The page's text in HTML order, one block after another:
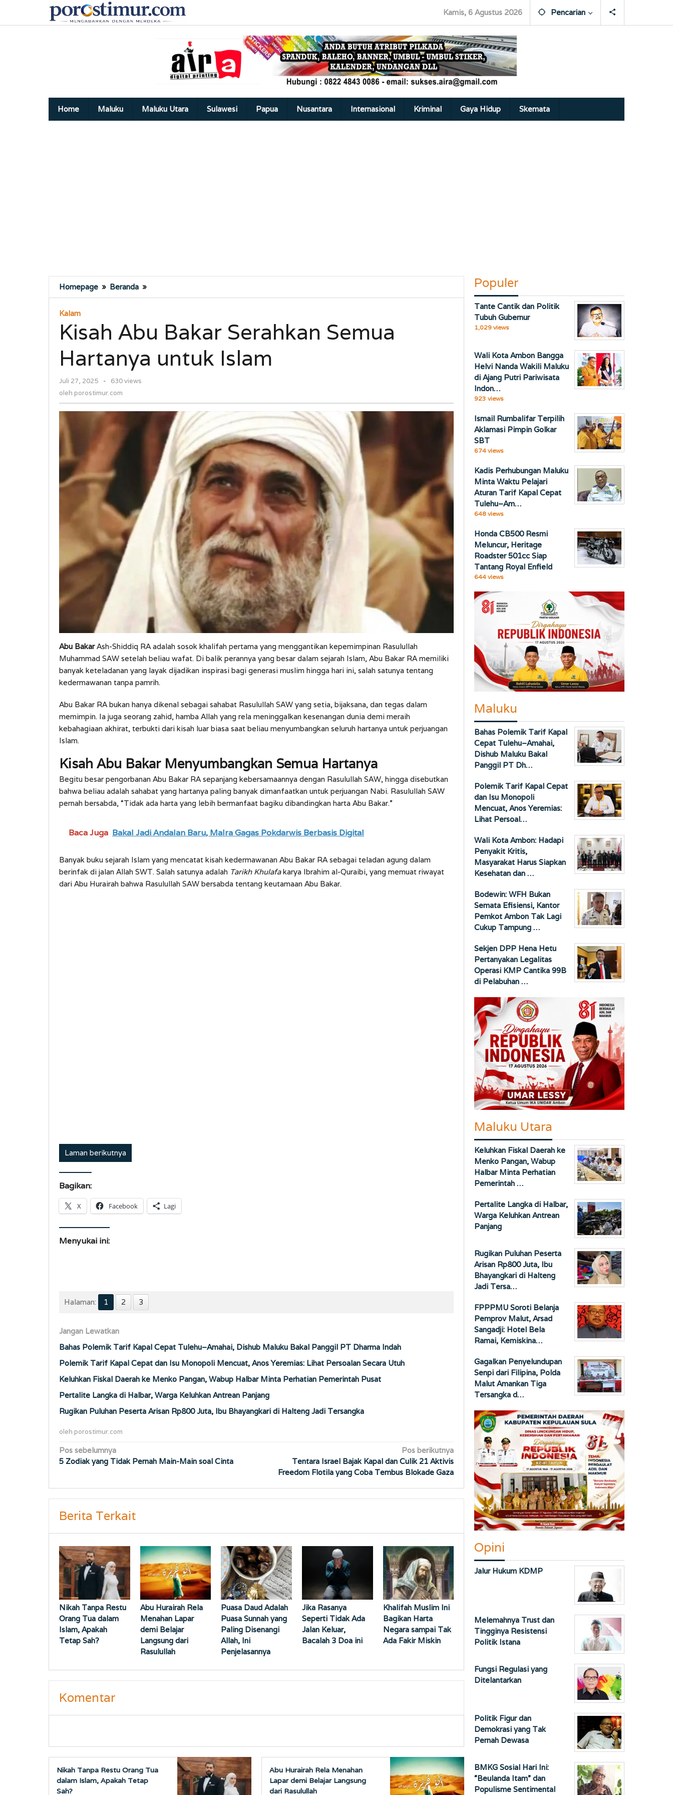
konten
Kamis, 6 Agustus 2026 Pencarian
Home Maluku Maluku Utara Sulawesi Papua Nusantara Internasional Kriminal Gaya Hidup Skemata
Homepage » Beranda »
Abu
Semua
Hartanya
untuk
Islam
Kalam
Kisah Abu Bakar Serahkan Semua
Hartanya untuk Islam
Juli 27, 2025
oleh
-
630 views
oleh porostimur.com
Abu BakarAsh-Shiddiq RA adalah sosok khalifah pertama yang menggantikan kepemimpinan Rasulullah
Muhammad SAW setelah beliau wafat. Di balik perannya yang besar dalam sejarah Islam, Abu Bakar RA memiliki
banyak keteladanan yang layak dijadikan inspirasi bagi generasi muslim hingga hari ini, salah satunya tentang
kedermawanan tanpa pamrih.
Abu Bakar RA bukan hanya dikenal sebagai sahabat Rasulullah SAW yang setia, bijaksana, dan tegas dalam
memimpin. Ia juga seorang zahid, hamba Allah yang rela meninggalkan kesenangan dunia demi meraih
kebahagiaan akhirat, terbukti dari kisah luar biasa saat beliau menyumbangkan seluruh hartanya untuk perjuangan
Islam.
Kisah Abu Bakar Menyumbangkan Semua Hartanya
Begitu besar pengorbanan Abu Bakar RA sepanjang kebersamaannya dengan Rasulullah SAW, hingga disebutkan
bahwa beliau adalah sahabat yang hartanya paling banyak dimanfaatkan untuk perjuangan Nabi. Rasulullah SAW
pernah bersabda, “Tidak ada harta yang lebih bermanfaat bagiku dibandingkan harta Abu Bakar.”
Baca Juga Bakal Jadi Andalan Baru, Malra Gagas Pokdarwis Berbasis Digital
Banyak buku sejarah Islam yang mencatat kisah kedermawanan Abu Bakar RA sebagai teladan agung dalam
berinfak di jalan Allah SWT. Salah satunya adalah Tarikh Khulafakarya Ibrahim al-Quraibi, yang memuat riwayat
dari Abu Hurairah bahwa Rasulullah SAW bersabda tentang keutamaan Abu Bakar.
Laman berikutnya
Bagikan:
X Facebook Lagi
Menyukai ini:
Halaman: 1 2 3
Jangan Lewatkan
Bahas Polemik Tarif Kapal Cepat Tulehu–Amahai, Dishub Maluku Bakal Panggil PT Dharma Indah
Polemik Tarif Kapal Cepat dan Isu Monopoli Mencuat, Anos Yeremias: Lihat Persoalan Secara Utuh
Keluhkan Fiskal Daerah ke Menko Pangan, Wabup Halbar Minta Perhatian Pemerintah Pusat
Pertalite Langka di Halbar, Warga Keluhkan Antrean Panjang
Rugikan Puluhan Peserta Arisan Rp800 Juta, Ibu Bhayangkari di Halteng Jadi Tersangka
oleh porostimur.com
Navigasi
pos
Pos sebelumnya
5 Zodiak yang Tidak Pernah Main-Main soal Cinta
Pos berikutnya
Tentara Israel Bajak Kapal dan Culik 21 Aktivis
Freedom Flotila yang Coba Tembus Blokade Gaza
Berita Terkait
Nikah Tanpa Restu
Orang Tua dalam
Islam, Apakah
Tetap Sah?
Abu Hurairah Rela
Menahan Lapar
demi Belajar
Langsung dari
Rasulullah
Puasa Daud Adalah
Puasa Sunnah yang
Paling Disenangi
Allah, Ini
Penjelasannya
Jika Rasanya
Seperti Tidak Ada
Jalan Keluar,
Bacalah 3 Doa ini
Khalifah Muslim Ini
Bagikan Harta
Negara sampai Tak
Ada Fakir Miskin
Komentar
Nikah Tanpa Restu Orang Tua
dalam Islam, Apakah Tetap
Sah?
Abu Hurairah Rela Menahan
Lapar demi Belajar Langsung
dari Rasulullah
Populer
Tante Cantik dan Politik
Tubuh Gubernur
1,029 views
Wali Kota Ambon Bangga
Helvi Nanda Wakili Maluku
di Ajang Putri Pariwisata
Indon…
923 views
Ismail Rumbalifar Terpilih
Aklamasi Pimpin Golkar
SBT
674 views
Kadis Perhubungan Maluku
Minta Waktu Pelajari
Aturan Tarif Kapal Cepat
Tulehu–Am…
648 views
Honda CB500 Resmi
Meluncur, Heritage
Roadster 501cc Siap
Tantang Royal Enfield
644 views
Maluku
Bahas Polemik Tarif Kapal
Cepat Tulehu–Amahai,
Dishub Maluku Bakal
Panggil PT Dh…
Polemik Tarif Kapal Cepat
dan Isu Monopoli
Mencuat, Anos Yeremias:
Lihat Persoal…
Wali Kota Ambon: Hadapi
Penyakit Kritis,
Masyarakat Harus Siapkan
Kesehatan dan …
Bodewin: WFH Bukan
Semata Efisiensi, Kantor
Pemkot Ambon Tak Lagi
Cukup Tampung …
Sekjen DPP Hena Hetu
Pertanyakan Legalitas
Operasi KMP Cantika 99B
di Pelabuhan …
Maluku Utara
Keluhkan Fiskal Daerah ke
Menko Pangan, Wabup
Halbar Minta Perhatian
Pemerintah …
Pertalite Langka di Halbar,
Warga Keluhkan Antrean
Panjang
Rugikan Puluhan Peserta
Arisan Rp800 Juta, Ibu
Bhayangkari di Halteng
Jadi Tersa…
FPPPMU Soroti Belanja
Pemprov Malut, Arsad
Sangadji: Hotel Bela
Ramai, Kemiskina…
Gagalkan Penyelundupan
Senpi dari Filipina, Polda
Malut Amankan Tiga
Tersangka d…
Opini
Jalur Hukum KDMP
Melemahnya Trust dan
Tingginya Resistensi
Politik Istana
Fungsi Regulasi yang
Ditelantarkan
Politik Figur dan
Demokrasi yang Tak
Pernah Dewasa
BMKG Sosial Hari Ini:
“Beulanda Itam” dan
Populisme Sentimental